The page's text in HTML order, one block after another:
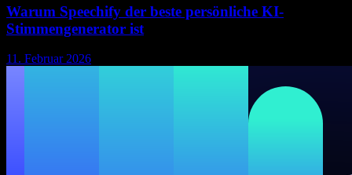
Warum Speechify der beste persönliche KI-
Stimmengenerator ist
11. Februar 2026